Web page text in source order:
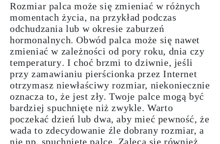
Rozmiar palca może się zmieniać w różnych
momentach życia, na przykład podczas
odchudzania lub w okresie zaburzeń
hormonalnych. Obwód palca może się nawet
zmieniać w zależności od pory roku, dnia czy
temperatury. I choć brzmi to dziwnie, jeśli
przy zamawianiu pierścionka przez Internet
otrzymasz niewłaściwy rozmiar, niekoniecznie
oznacza to, że jest zły. Twoje palce mogą być
bardziej spuchnięte niż zwykle. Warto
poczekać dzień lub dwa, aby mieć pewność, że
wada to zdecydowanie źle dobrany rozmiar, a
nie np. spuchnięte palce. Zaleca się również,